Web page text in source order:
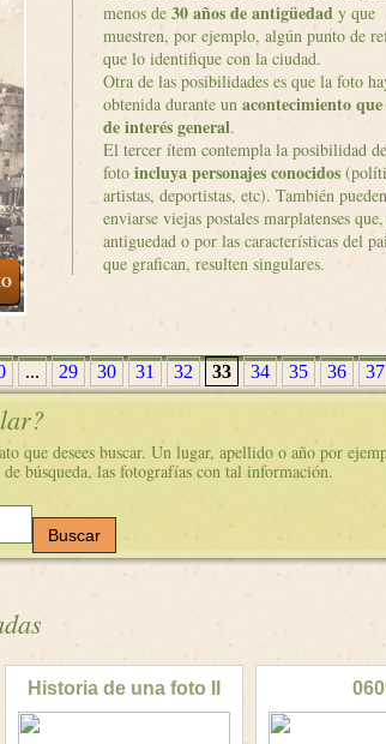
menos de 30 años de antigüedady que
muestren, por ejemplo, algún punto de
que lo identifique con la ciudad.
Otra de las posibilidades es que la foto
obtenida durante unacontecimiento que
de interés general.
El tercer ítem contempla la posibilidad
fotoincluya personajes conocidos
artistas, deportistas, etc). También pueden
enviarse viejas postales marplatenses
antiguedad o por las características del
que grafican, resulten singulares.
... 29 30 31 32 33 34 35 36 37
que desees buscar. Un lugar, apellido o año por
búsqueda, las fotografías con tal información.
Historia de una foto II